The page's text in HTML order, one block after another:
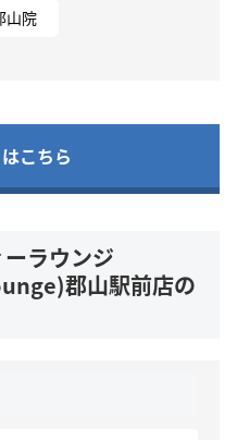
山院
こちら
ラウンジ
郡山駅前店の